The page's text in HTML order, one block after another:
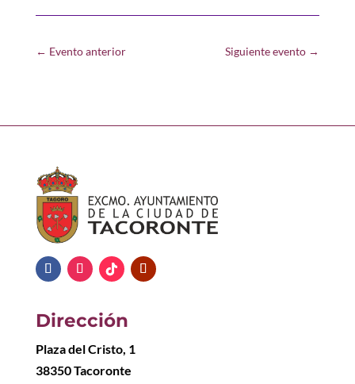
← Evento anterior Siguiente evento →
Dirección
Plaza del Cristo, 1
38350 Tacoronte